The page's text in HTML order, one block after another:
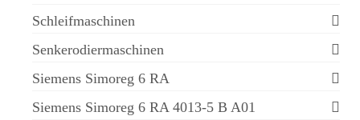
Schleifmaschinen
Senkerodiermaschinen
Siemens Simoreg 6 RA
Siemens Simoreg 6 RA 4013-5 B A01